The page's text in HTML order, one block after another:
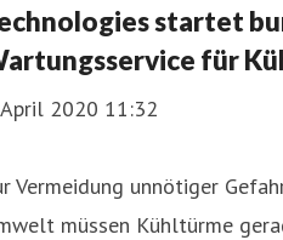
startet
für
2020 11:32
Vermeidung unnötiger
müssen Kühltürme